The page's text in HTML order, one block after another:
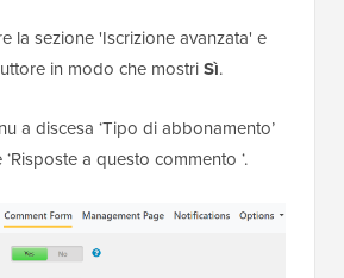
la sezione 'Iscrizione avanzata' e
in modo che mostriSì.
a discesa ‘Tipo di abbonamento’
a questo commento ‘.